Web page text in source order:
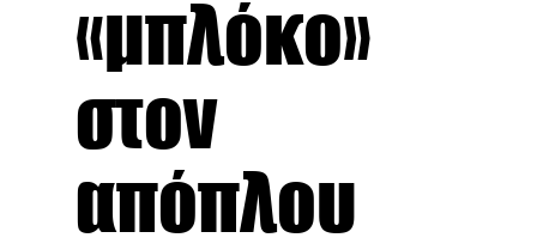
«μπλόκο»
στον
απόπλου